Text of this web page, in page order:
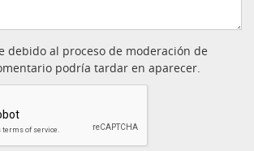
debido al proceso de moderación de
podría tardar en aparecer.